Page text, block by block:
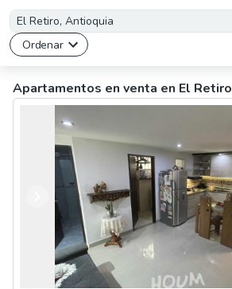
Ordenar
Apartamentos en venta en El Retiro
Anterior
Siguiente